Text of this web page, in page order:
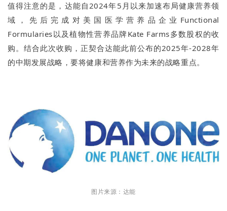
值得注意的是，达能自2024年5月以来加速布局健康营养领
域，先后完成对美国医学营养品企业Functional
Formularies以及植物性营养品牌Kate Farms多数股权的收
购。结合此次收购，正契合达能此前公布的2025年-2028年
的中期发展战略，要将健康和营养作为未来的战略重点。
图片来源：达能